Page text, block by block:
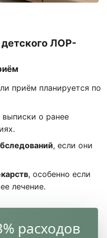
ЛОР-
приём планируется по
выписки о ранее
, если они
, особенно если
лечение.
расходов